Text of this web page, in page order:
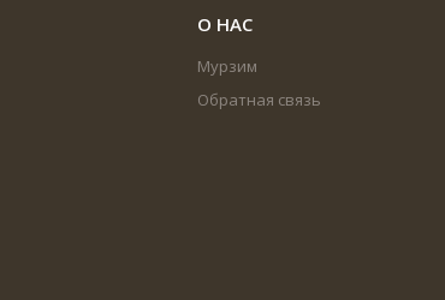
О НАС
Мурзим
Обратная связь